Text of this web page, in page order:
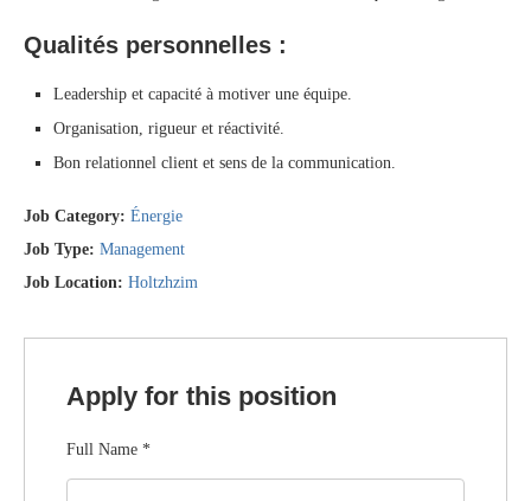
Qualités personnelles :
Leadership et capacité à motiver une équipe.
Organisation, rigueur et réactivité.
Bon relationnel client et sens de la communication.
Job Category: Énergie
Job Type: Management
Job Location: Holtzhzim
Apply for this position
Full Name *